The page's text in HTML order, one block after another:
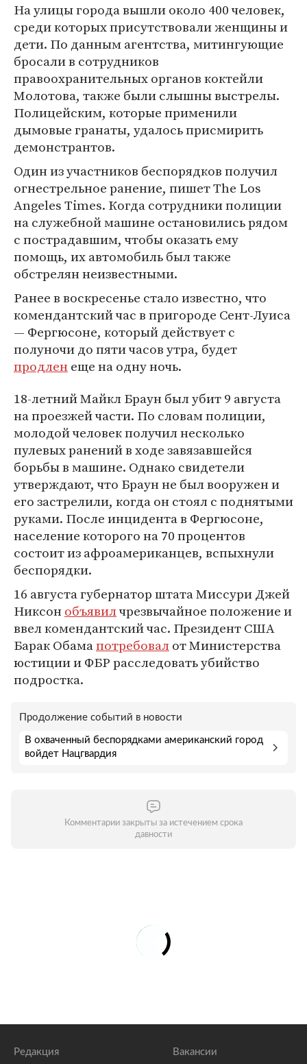
На улицы города вышли около 400 человек,
среди которых присутствовали женщины и
дети. По данным агентства, митингующие
бросали в сотрудников
правоохранительных органов коктейли
Молотова, также были слышны выстрелы.
Полицейским, которые применили
дымовые гранаты, удалось присмирить
демонстрантов.
Один из участников беспорядков получил
огнестрельное ранение, пишет The Los
Angeles Times. Когда сотрудники полиции
на служебной машине остановились рядом
с пострадавшим, чтобы оказать ему
помощь, их автомобиль был также
обстрелян неизвестными.
Ранее в воскресенье стало известно, что
комендантский час в пригороде Сент-Луиса
— Фергюсоне, который действует с
полуночи до пяти часов утра, будет
продленеще на одну ночь.
18-летний Майкл Браун был убит 9 августа
на проезжей части. По словам полиции,
молодой человек получил несколько
пулевых ранений в ходе завязавшейся
борьбы в машине. Однако свидетели
утверждают, что Браун не был вооружен и
его застрелили, когда он стоял с поднятыми
руками. После инцидента в Фергюсоне,
население которого на 70 процентов
состоит из афроамериканцев, вспыхнули
беспорядки.
16 августа губернатор штата Миссури Джей
Никсонобъявилчрезвычайное положение и
ввел комендантский час. Президент США
Барак Обамапотребовалот Министерства
юстиции и ФБР расследовать убийство
подростка.
Продолжение событий в новости
В охваченный беспорядками американский город
войдет Нацгвардия
Комментарии закрыты за истечением срока
давности
Редакция Вакансии